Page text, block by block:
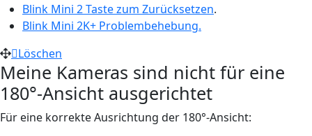
Blink Mini 2 Taste zum Zurücksetzen.
Blink Mini 2K+ Problembehebung.
Löschen
Meine Kameras sind nicht für eine
180°-Ansicht ausgerichtet
Für eine korrekte Ausrichtung der 180°-Ansicht: